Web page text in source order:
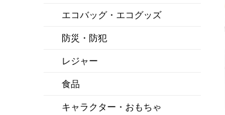
エコバッグ・エコグッズ
防災・防犯
レジャー
食品
キャラクター・おもちゃ